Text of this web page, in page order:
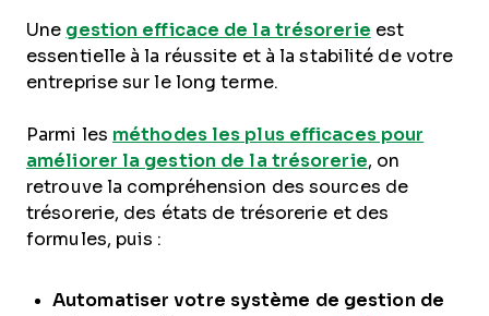
Une gestion efficace de la trésorerie est
essentielle à la réussite et à la stabilité de votre
entreprise sur le long terme.
Parmi les méthodes les plus efficaces pour
améliorer la gestion de la trésorerie, on
retrouve la compréhension des sources de
trésorerie, des états de trésorerie et des
formules, puis :
Automatiser votre système de gestion de